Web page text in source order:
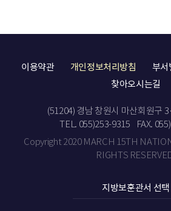
이용약관 개인정보처리방침 부서
찾아오시는길
(51204) 경남 창원시 마산회원구
TEL. 055)253-9315
FAX.
Copyright 2020 MARCH 15TH
RIGHTS
지방보훈관서 선택